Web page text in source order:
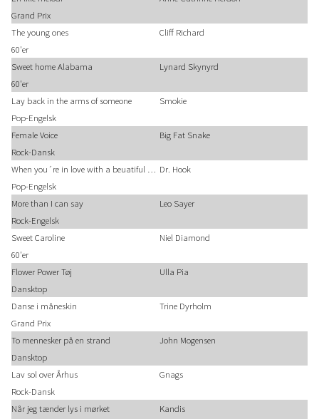
Grand Prix
The young ones
Cliff Richard
60'er
Sweet home Alabama
Lynard Skynyrd
60'er
Lay back in the arms of someone
Smokie
Pop-Engelsk
Female Voice
Big Fat Snake
Rock-Dansk
Dr. Hook
Pop-Engelsk
More than I can say
Leo Sayer
Rock-Engelsk
Sweet Caroline
Niel Diamond
60'er
Flower Power Tøj
Ulla Pia
Dansktop
Danse i måneskin
Trine Dyrholm
Grand Prix
To mennesker på en strand
John Mogensen
Dansktop
Lav sol over Århus
Gnags
Rock-Dansk
Når jeg tænder lys i mørket
Kandis